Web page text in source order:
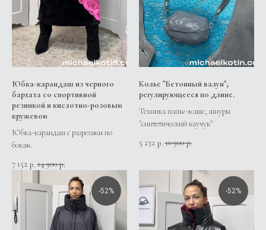
Юбка-карандаш из черного
бархата со спортивной
резинкой и кислотно-розовым
кружевом
Юбка-карандаш с разрезами по
бокам.
7 152 р. 14 900 р.
Колье "Бетонный валун",
регулирующееся по длине.
Техника папье-маше, шнуры
"синтетический каучук"
5 232 р. 10 900 р.
-52% -52%